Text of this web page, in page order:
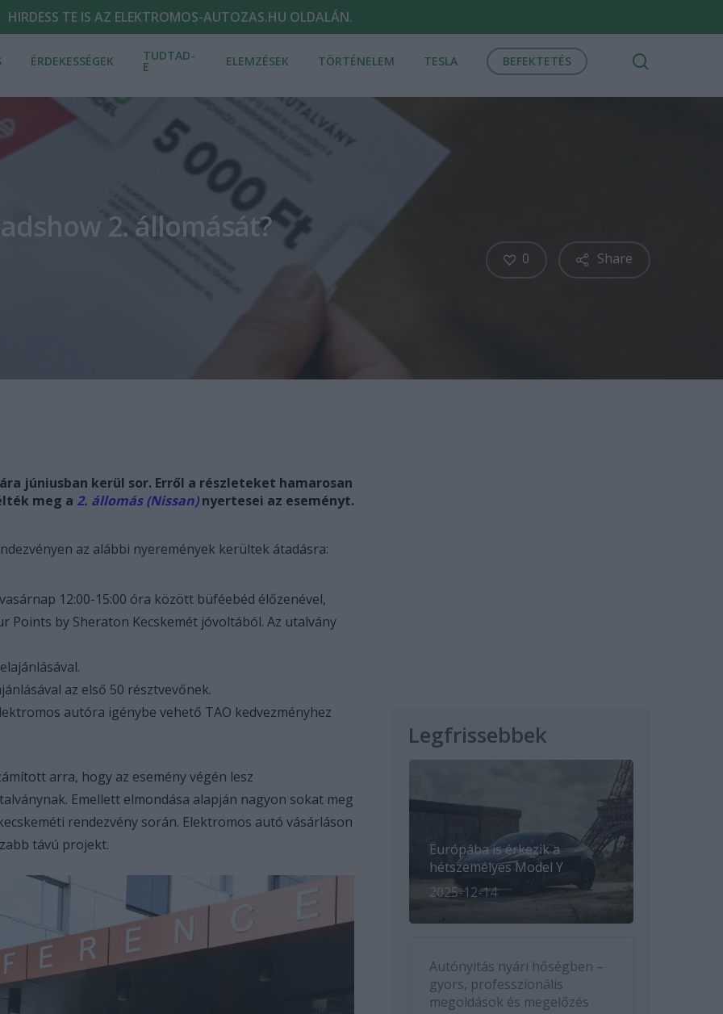
HIRDESS TE IS AZ ELEKTROMOS-AUTOZAS.HU OLDALÁN.
ÉRDEKESSÉGEK TUDTAD-
E ELEMZÉSEK TÖRTÉNELEM TESLA BEFEKTETÉS
2. állomását?
Share
0
júniusban kerül sor. Erről a részleteket hamarosan
meg a 2. állomás (Nissan)nyertesei az eseményt.
az alábbi nyeremények kerültek átadásra:
12:00-15:00 óra között büféebéd élőzenével,
Points by Sheraton Kecskemét jóvoltából. Az utalvány
az első 50 résztvevőnek.
autóra igénybe vehető TAO kedvezményhez
arra, hogy az esemény végén lesz
Emellett elmondása alapján nagyon sokat meg
rendezvény során. Elektromos autó vásárláson
távú projekt.
Legfrissebbek
Európába is érkezik a
hétszemélyes Model Y
2025-12-14
Autónyitás nyári hőségben –
gyors, professzionális
megoldások és megelőzés